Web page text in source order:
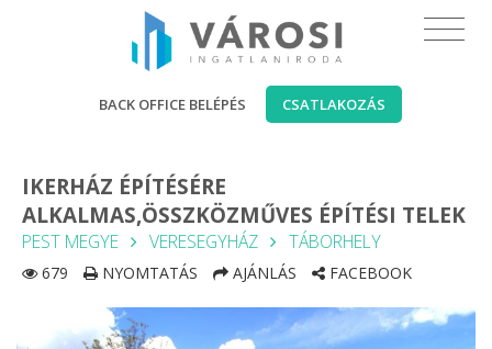
BACK OFFICE BELÉPÉS CSATLAKOZÁS
IKERHÁZ ÉPÍTÉSÉRE
ALKALMAS,ÖSSZKÖZMŰVES ÉPÍTÉSI TELEK
PEST MEGYE VERESEGYHÁZ TÁBORHELY
679 NYOMTATÁS AJÁNLÁS FACEBOOK